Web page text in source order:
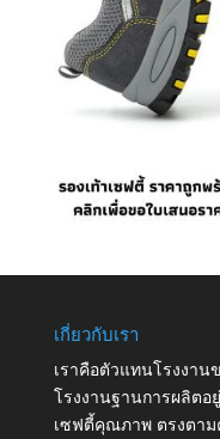
เกี่ยวกับเรา
เราคือตัวแทนโรงงาน
โรงงานฐานการผลิตอ
เซฟตี้คุณภาพ ตรงตาม